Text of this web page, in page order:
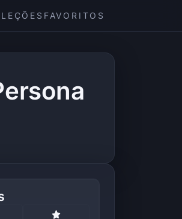
FAVORITOS